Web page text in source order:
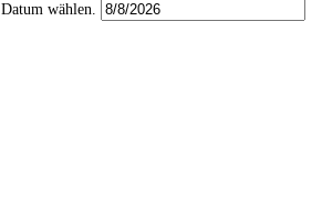
Datum wählen.